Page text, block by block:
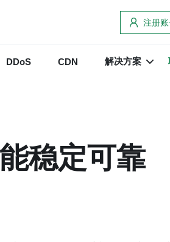
注册
DDoS CDN 解决方案
稳定可靠